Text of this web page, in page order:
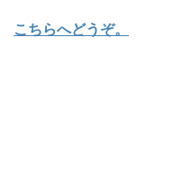
こちらへどうぞ。